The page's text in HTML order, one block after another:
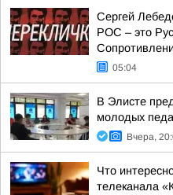
Сергей
РОС – это
05:04
В Элисте
молодых
Вчера,
Что
телеканала